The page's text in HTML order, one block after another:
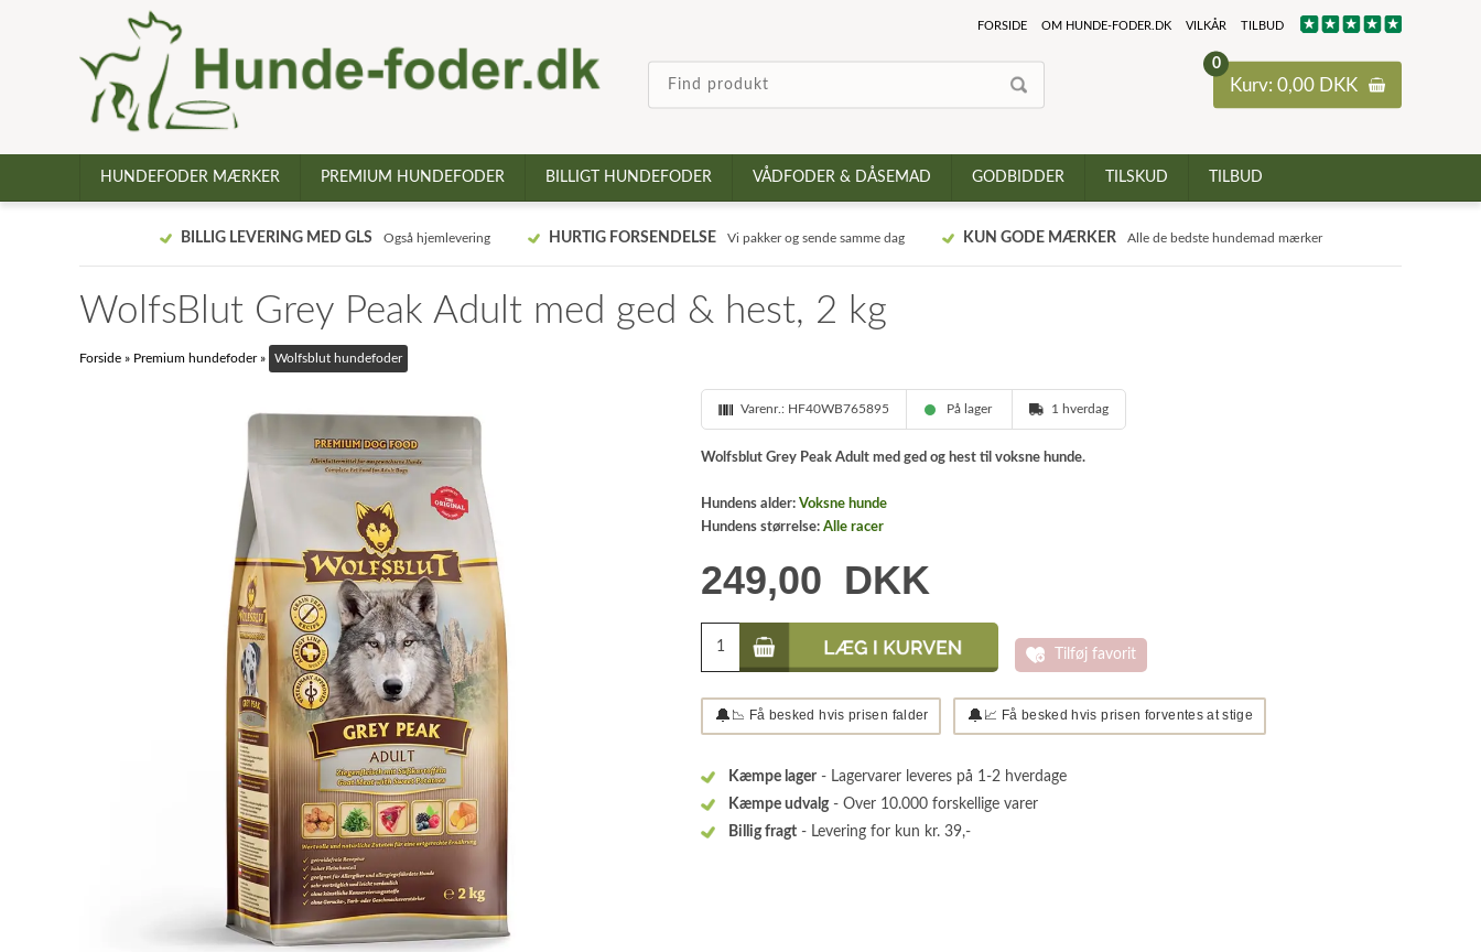
0
Kurv: 0,00 DKK
FORSIDE OM HUNDE-FODER.DK VILKÅR TILBUD
HUNDEFODER MÆRKER PREMIUM HUNDEFODER BILLIGT HUNDEFODER VÅDFODER & DÅSEMAD GODBIDDER TILSKUD TILBUD
BILLIG LEVERING MED GLS Også hjemlevering HURTIG FORSENDELSE Vi pakker og sende samme dag KUN GODE MÆRKER Alle de bedste hundemad mærker
WolfsBlut Grey Peak Adult med ged & hest, 2 kg
Forside » Premium hundefoder» Wolfsblut hundefoder
Varenr.: HF40WB765895 På lager 1 hverdag
Wolfsblut Grey Peak Adult med ged og hest til voksne hunde.
Hundens alder: Voksne hunde
Hundens størrelse: Alle racer
249,00 DKK
Tilføj favorit
🔔📉 Få besked hvis prisen falder 🔔📈 Få besked hvis prisen forventes at stige
Kæmpe lager - Lagervarer leveres på 1-2 hverdage
Kæmpe udvalg- Over 10.000 forskellige varer
Billig fragt - Levering for kun kr. 39,-